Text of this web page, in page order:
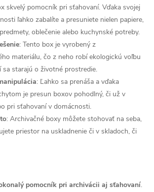
skvelý pomocník pri sťahovaní. Vďaka svojej
ľahko zabalíte a presuniete nielen papiere,
oblečenie alebo kuchynské potreby.
: Tento box je vyrobený z
materiálu, čo z neho robí ekologickú voľbu
sa starajú o životné prostredie.
: Ľahko sa prenáša a vďaka
je presun boxov pohodlný, či už v
pri sťahovaní v domácnosti.
: Archivačné boxy môžete stohovať na seba,
priestor na uskladnenie či v skladoch, či
pomocník pri archivácii aj sťahovaní.